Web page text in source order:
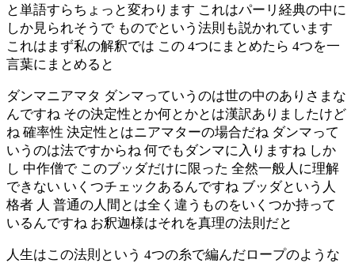
と単語すらちょっと変わります これはパーリ経典の中に
しか見られそうで ものでという法則も説かれています
これはまず私の解釈では この 4つにまとめたら 4つを一
言葉にまとめると
ダンマニアマタ ダンマっていうのは世の中のありさまな
んですね その決定性とか何とかとは漢訳ありましたけど
ね 確率性 決定性とはニアマターの場合だね ダンマって
いうのは法ですからね 何でもダンマに入りますね しか
し 中作僧で このブッダだけに限った 全然一般人に理解
できない いくつチェックあるんですね ブッダという人
格者 人 普通の人間とは全く違うものをいくつか持って
いるんですね お釈迦様はそれを真理の法則だと
人生はこの法則という 4つの糸で編んだロープのような